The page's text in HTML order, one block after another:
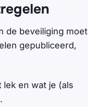
de beveiliging moet
gepubliceerd,
en wat je (als